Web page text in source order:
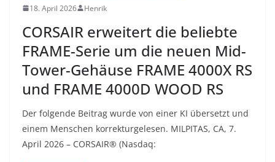
18. April 2026 Henrik
CORSAIR erweitert die beliebte
FRAME-Serie um die neuen Mid-
Tower-Gehäuse FRAME 4000X RS
und FRAME 4000D WOOD RS
Der folgende Beitrag wurde von einer KI übersetzt und
einem Menschen korrekturgelesen. MILPITAS, CA, 7.
April 2026 – CORSAIR® (Nasdaq: